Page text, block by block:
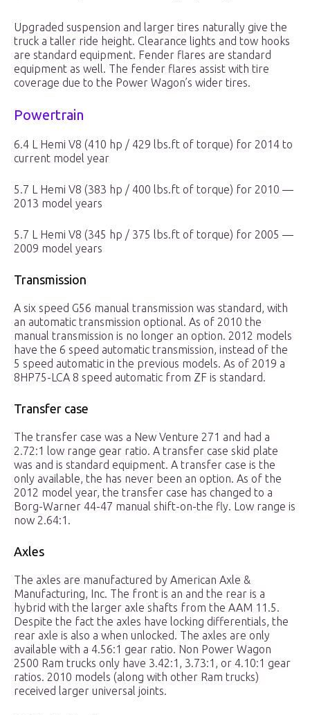
Upgraded suspension and larger tires naturally give the
truck a taller ride height. Clearance lights and tow hooks
are standard equipment. Fender flares are standard
equipment as well. The fender flares assist with tire
coverage due to the Power Wagon’s wider tires.
Powertrain
6.4 L Hemi V8 (410 hp / 429 lbs.ft of torque) for 2014 to
current model year
5.7 L Hemi V8 (383 hp / 400 lbs.ft of torque) for 2010 —
2013 model years
5.7 L Hemi V8 (345 hp / 375 lbs.ft of torque) for 2005 —
2009 model years
Transmission
A six speed G56 manual transmission was standard, with
an automatic transmission optional. As of 2010 the
manual transmission is no longer an option. 2012 models
have the 6 speed automatic transmission, instead of the
5 speed automatic in the previous models. As of 2019 a
8HP75-LCA 8 speed automatic from ZF is standard.
Transfer case
The transfer case was a New Venture 271 and had a
2.72:1 low range gear ratio. A transfer case skid plate
was and is standard equipment. A transfer case is the
only available, the has never been an option. As of the
2012 model year, the transfer case has changed to a
Borg-Warner 44-47 manual shift-on-the fly. Low range is
now 2.64:1.
Axles
The axles are manufactured by American Axle &
Manufacturing, Inc. The front is an and the rear is a
hybrid with the larger axle shafts from the AAM 11.5.
Despite the fact the axles have locking differentials, the
rear axle is also a when unlocked. The axles are only
available with a 4.56:1 gear ratio. Non Power Wagon
2500 Ram trucks only have 3.42:1, 3.73:1, or 4.10:1 gear
ratios. 2010 models (along with other Ram trucks)
received larger universal joints.